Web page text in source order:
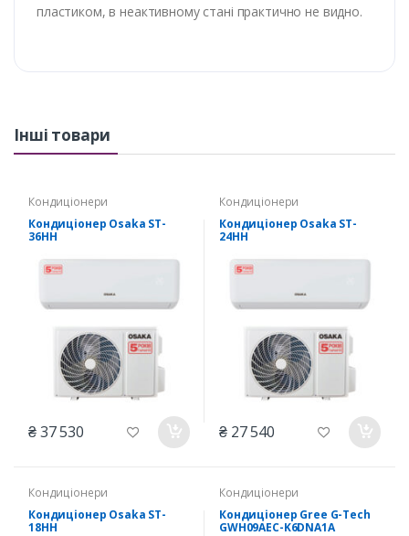
пластиком, в неактивному стані практично не видно.
Інші товари
Кондиціонери
Кондиціонер Osaka ST-
36HH
₴ 37 530
Кондиціонери
Кондиціонер Osaka ST-
24HH
₴ 27 540
Кондиціонери
Кондиціонер Osaka ST-
18HH
Кондиціонери
Кондиціонер Gree G-Tech
GWH09AEC-K6DNA1A